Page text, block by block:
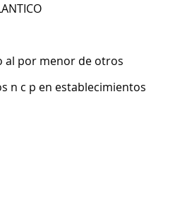
al por menor de otros
n c p en establecimientos